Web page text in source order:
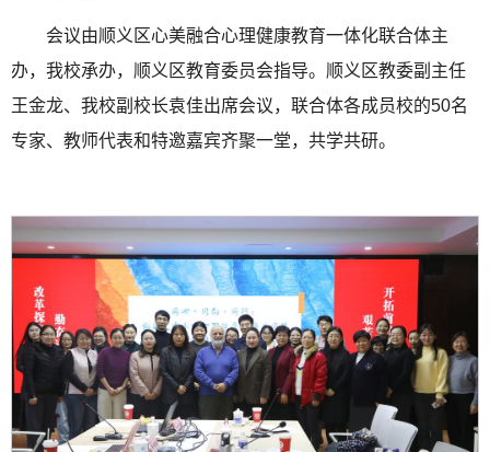
会议由顺义区心美融合心理健康教育一体化联合体主
办，我校承办，顺义区教育委员会指导。顺义区教委副主任
王金龙、我校副校长袁佳出席会议，联合体各成员校的50名
专家、教师代表和特邀嘉宾齐聚一堂，共学共研。